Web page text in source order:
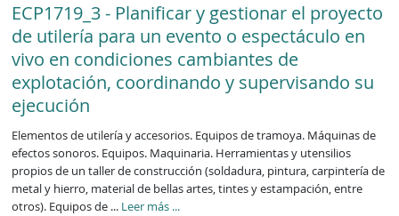
ECP1719_3 - Planificar y gestionar el proyecto
de utilería para un evento o espectáculo en
vivo en condiciones cambiantes de
explotación, coordinando y supervisando su
ejecución
Elementos de utilería y accesorios. Equipos de tramoya. Máquinas de
efectos sonoros. Equipos. Maquinaria. Herramientas y utensilios
propios de un taller de construcción (soldadura, pintura, carpintería de
metal y hierro, material de bellas artes, tintes y estampación, entre
otros). Equipos de ... Leer más ECP1719_3
...